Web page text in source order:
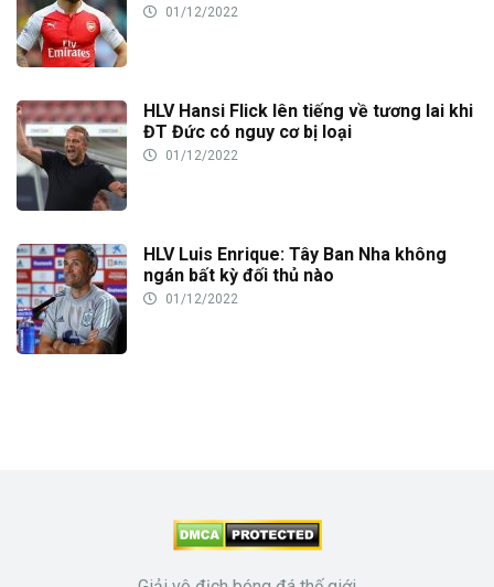
01/12/2022
HLV Hansi Flick lên tiếng về tương lai khi
ĐT Đức có nguy cơ bị loại
01/12/2022
HLV Luis Enrique: Tây Ban Nha không
ngán bất kỳ đối thủ nào
01/12/2022